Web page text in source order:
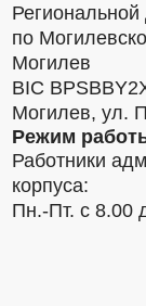
по
Могилев
BIC
Могилев, ул.
Режим
Работники
корпуса:
Пн.-Пт. с 8.00